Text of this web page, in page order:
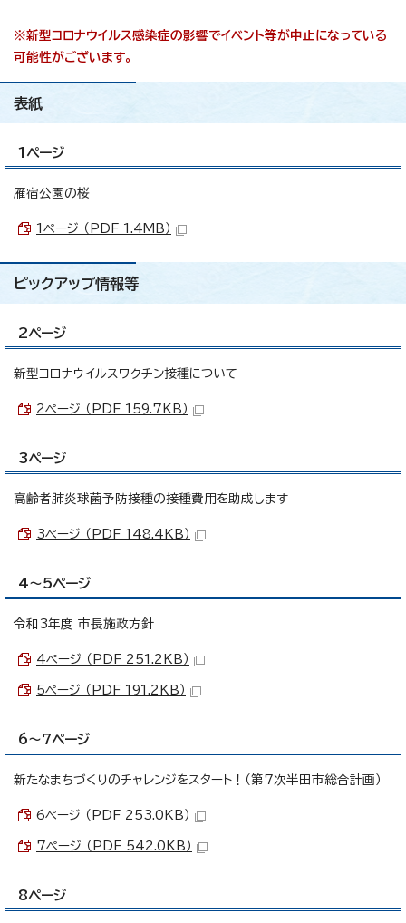
※新型コロナウイルス感染症の影響でイベント等が中止になっている
可能性がございます。
表紙
1ページ
雁宿公園の桜
1ページ （PDF 1.4MB）
ピックアップ情報等
2ページ
新型コロナウイルスワクチン接種について
2ページ （PDF 159.7KB）
3ページ
高齢者肺炎球菌予防接種の接種費用を助成します
3ページ （PDF 148.4KB）
4～5ページ
令和3年度 市長施政方針
4ページ （PDF 251.2KB）
5ページ （PDF 191.2KB）
6～7ページ
新たなまちづくりのチャレンジをスタート！（第7次半田市総合計画）
6ページ （PDF 253.0KB）
7ページ （PDF 542.0KB）
8ページ